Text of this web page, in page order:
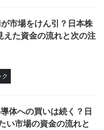
市場をけん引？日本株
えた資金の流れと次の注
ク
体への買いは続く？日
い市場の資金の流れと